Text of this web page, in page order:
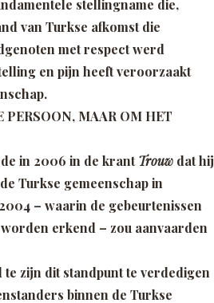
stellingname die,
van Turkse afkomst die
met respect werd
en pijn heeft veroorzaakt
PERSOON, MAAR OM HET
in 2006 in de krantTrouw dat hij
Turkse gemeenschap in
– waarin de gebeurtenissen
worden erkend – zou aanvaarden
zijn dit standpunt te verdedigen
binnen de Turkse